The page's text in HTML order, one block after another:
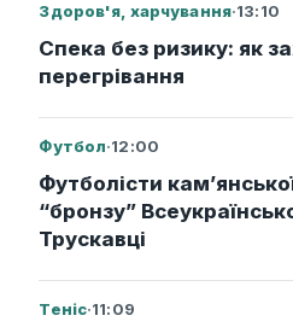
Здоров'я, харчування·13:10
Спека без ризику: як
перегрівання
Футбол·12:00
Футболісти
“бронзу”
Трускавці
Теніс·11:09